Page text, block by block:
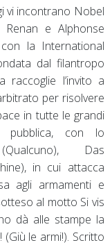
vi incontrano Nobel
e Alphonse
la International
dal filantropo
raccoglie l’invito a
per risolvere
in tutte le grandi
pubblica, con lo
Das
in cui attacca
agli armamenti e
al motto Si vis
dà alle stampe la
le armi!). Scritto